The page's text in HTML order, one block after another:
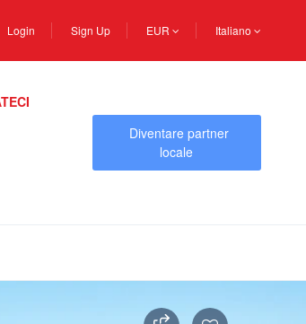
Login Sign Up EUR Italiano
Diventare partner
locale